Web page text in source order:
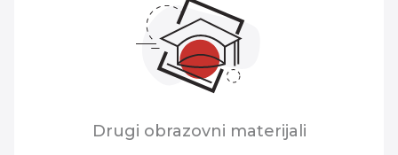
Drugi obrazovni materijali